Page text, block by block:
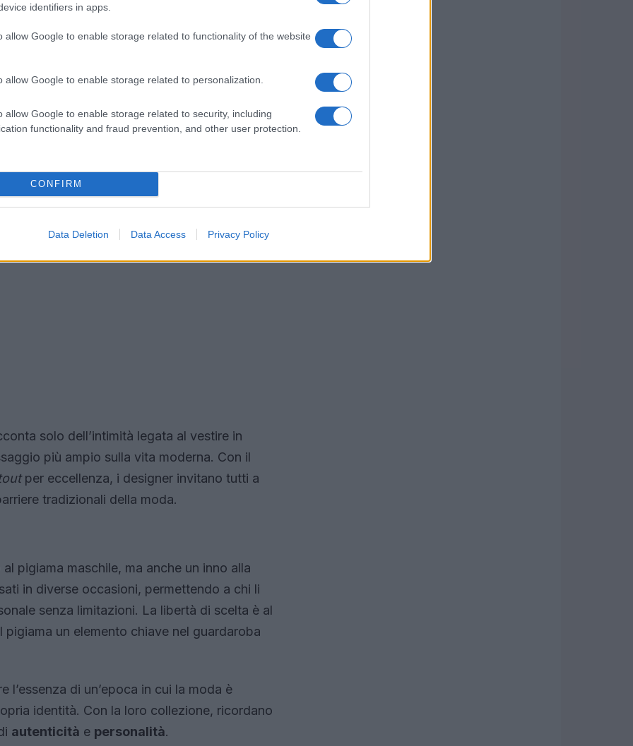
identifiers in apps.
allow Google to enable storage related to functionality of the website
allow Google to enable storage related to personalization.
allow Google to enable storage related to security, including
functionality and fraud prevention, and other user protection.
CONFIRM
Data Deletion Data Access Privacy Policy
dettagli delle creazioni. La borsa ‘Please do
elegante rivestito inrasocon finiture dorate.
decorativa, questa mini clutch è stata
lingerie e stivaletti, creando un look che
solo dell’intimità legata al vestire in
più ampio sulla vita moderna. Con il
per eccellenza, i designer invitano tutti a
tradizionali della moda.
pigiama maschile, ma anche un inno alla
in diverse occasioni, permettendo a chi li
senza limitazioni. La libertà di scelta è al
un elemento chiave nel guardaroba
l’essenza di un’epoca in cui la moda è
identità. Con la loro collezione, ricordano
autenticità e personalità.